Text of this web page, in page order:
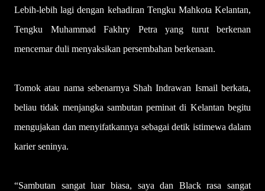
Lebih-lebih lagi dengan kehadiran Tengku Mahkota Kelantan,
Tengku Muhammad Fakhry Petra yang turut berkenan
mencemar duli menyaksikan persembahan berkenaan.
Tomok atau nama sebenarnya Shah Indrawan Ismail berkata,
beliau tidak menjangka sambutan peminat di Kelantan begitu
mengujakan dan menyifatkannya sebagai detik istimewa dalam
karier seninya.
“Sambutan sangat luar biasa, saya dan Black rasa sangat